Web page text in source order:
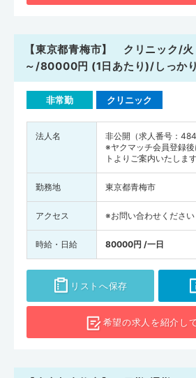
【東京都青梅市】 クリニック/
～/80000円 (1日あたり)/しっか
非常勤 クリニック
法人名
非公開（求人番号：
※ヤクマッチ会員登録
トよりご案内いたします
勤務地 東京都青梅市
アクセス ※お問い合わせください
時給・日給 80000円 /一日
リストへ保存
希望の求人を紹介し